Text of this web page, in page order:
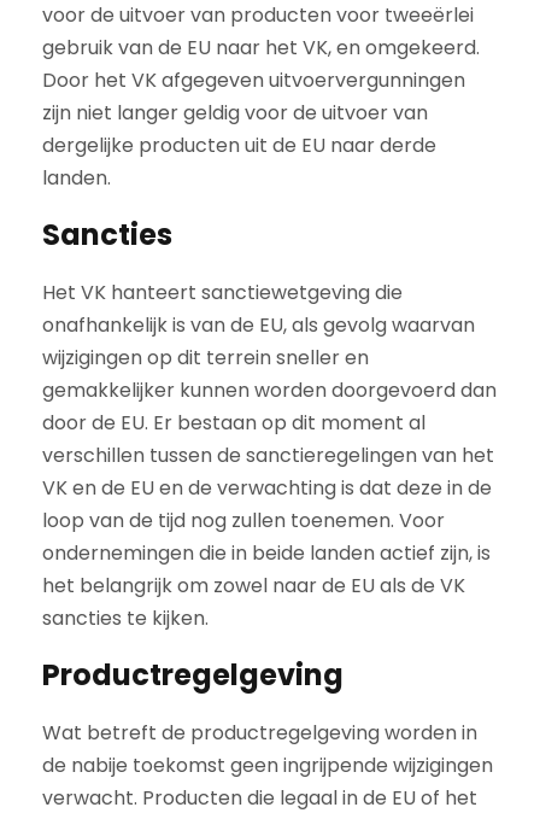
voor de uitvoer van producten voor tweeërlei
gebruik van de EU naar het VK, en omgekeerd.
Door het VK afgegeven uitvoervergunningen
zijn niet langer geldig voor de uitvoer van
dergelijke producten uit de EU naar derde
landen.
Sancties
Het VK hanteert sanctiewetgeving die
onafhankelijk is van de EU, als gevolg waarvan
wijzigingen op dit terrein sneller en
gemakkelijker kunnen worden doorgevoerd dan
door de EU. Er bestaan op dit moment al
verschillen tussen de sanctieregelingen van het
VK en de EU en de verwachting is dat deze in de
loop van de tijd nog zullen toenemen. Voor
ondernemingen die in beide landen actief zijn, is
het belangrijk om zowel naar de EU als de VK
sancties te kijken.
Productregelgeving
Wat betreft de productregelgeving worden in
de nabije toekomst geen ingrijpende wijzigingen
verwacht. Producten die legaal in de EU of het